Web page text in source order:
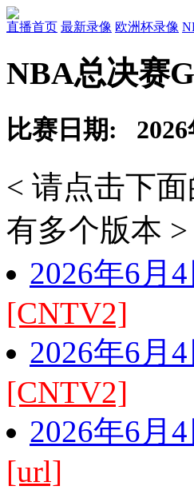
直播首页 最新录像 欧洲杯录像
NBA总决赛
比赛日期: 2026
< 请点击下
有多个版本 >
2026年6月
[CNTV2]
2026年6月
[CNTV2]
2026年6月
[url]